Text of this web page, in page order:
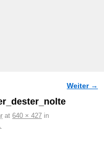
Weiter →
at 640 × 427 in